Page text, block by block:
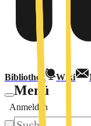
Bibliothek Wiki
Menü
Anmelden